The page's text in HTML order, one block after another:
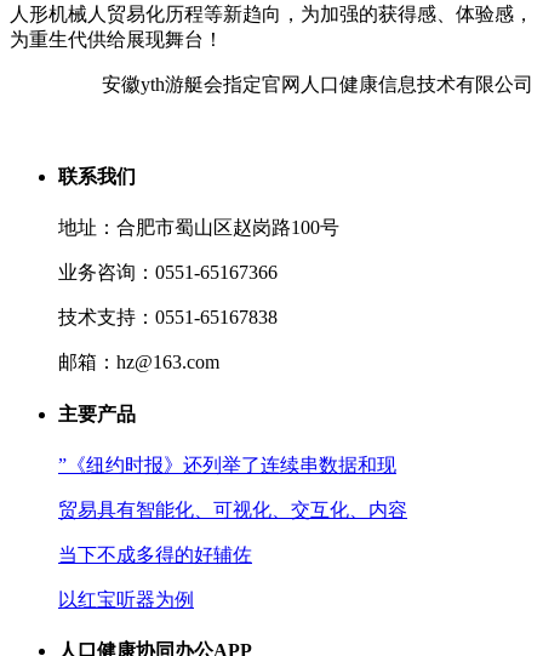
人形机械人贸易化历程等新趋向，为加强的获得感、体验感，
为重生代供给展现舞台！
安徽yth游艇会指定官网人口健康信息技术有限公司
联系我们
地址：合肥市蜀山区赵岗路100号
业务咨询：0551-65167366
技术支持：0551-65167838
邮箱：hz@163.com
主要产品
”《纽约时报》还列举了连续串数据和现
贸易具有智能化、可视化、交互化、内容
当下不成多得的好辅佐
以红宝听器为例
人口健康协同办公APP